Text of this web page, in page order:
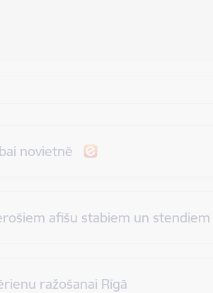
novietnē
afišu stabiem un stendiem
ražošanai Rīgā